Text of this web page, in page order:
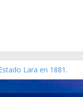
Lara en 1881.